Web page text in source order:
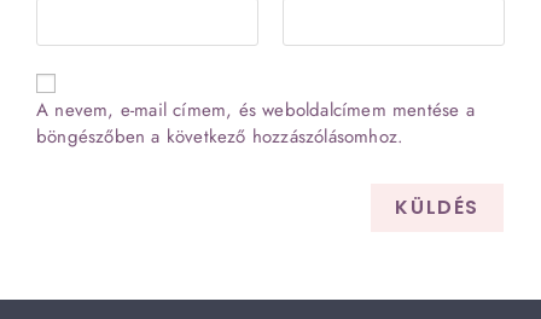
A nevem, e-mail címem, és weboldalcímem mentése a
böngészőben a következő hozzászólásomhoz.